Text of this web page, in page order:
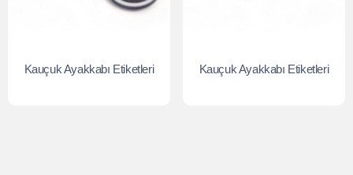
Kauçuk Ayakkabı Etiketleri Kauçuk Ayakkabı Etiketleri